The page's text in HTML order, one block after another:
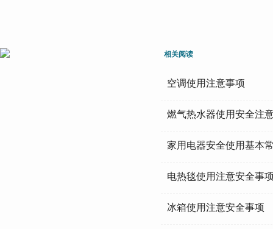
相关阅读
空调使用注意事项
燃气热水器使用安全注
家用电器安全使用基本
电热毯使用注意安全事
冰箱使用注意安全事项